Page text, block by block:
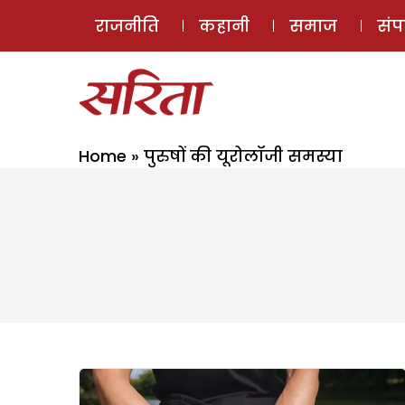
राजनीति कहानी समाज
Home » पुरुषों की यूरोलॉजी समस्या